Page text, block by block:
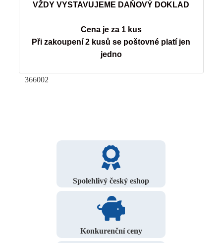
VŽDY VYSTAVUJEME DAŇOVÝ DOKLAD
Cena je za 1 kus
Při zakoupení 2 kusů se poštovné platí jen
jedno
366002
Spolehlivý český eshop
Konkurenční ceny